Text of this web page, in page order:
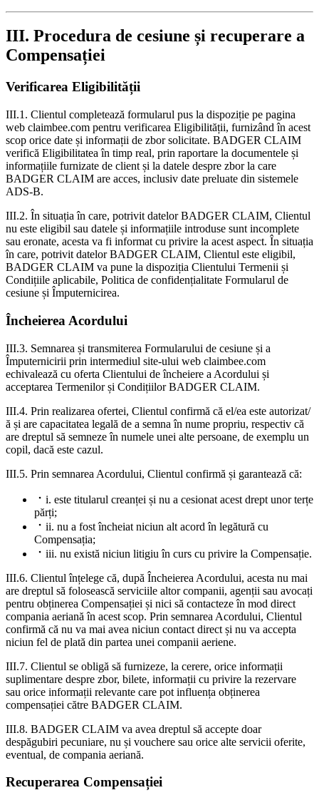
III. Procedura de cesiune și recuperare a
Compensației
Verificarea Eligibilității
III.1. Clientul completează formularul pus la dispoziție pe pagina
web claimbee.com pentru verificarea Eligibilității, furnizând în acest
scop orice date și informații de zbor solicitate. BADGER CLAIM
verifică Eligibilitatea în timp real, prin raportare la documentele și
informațiile furnizate de client și la datele despre zbor la care
BADGER CLAIM are acces, inclusiv date preluate din sistemele
ADS-B.
III.2. În situația în care, potrivit datelor BADGER CLAIM, Clientul
nu este eligibil sau datele și informațiile introduse sunt incomplete
sau eronate, acesta va fi informat cu privire la acest aspect. În situația
în care, potrivit datelor BADGER CLAIM, Clientul este eligibil,
BADGER CLAIM va pune la dispoziția Clientului Termenii și
Condițiile aplicabile, Politica de confidențialitate Formularul de
cesiune și Împuternicirea.
Încheierea Acordului
III.3. Semnarea și transmiterea Formularului de cesiune și a
Împuternicirii prin intermediul site-ului web claimbee.com
echivalează cu oferta Clientului de încheiere a Acordului și
acceptarea Termenilor și Condițiilor BADGER CLAIM.
III.4. Prin realizarea ofertei, Clientul confirmă că el/ea este autorizat/
ă și are capacitatea legală de a semna în nume propriu, respectiv că
are dreptul să semneze în numele unei alte persoane, de exemplu un
copil, dacă este cazul.
III.5. Prin semnarea Acordului, Clientul confirmă și garantează că:
i. este titularul creanței și nu a cesionat acest drept unor terțe
părți;
ii. nu a fost încheiat niciun alt acord în legătură cu
Compensația;
iii. nu există niciun litigiu în curs cu privire la Compensație.
III.6. Clientul înțelege că, după Încheierea Acordului, acesta nu mai
are dreptul să folosească serviciile altor companii, agenții sau avocați
pentru obținerea Compensației și nici să contacteze în mod direct
compania aeriană în acest scop. Prin semnarea Acordului, Clientul
confirmă că nu va mai avea niciun contact direct și nu va accepta
niciun fel de plată din partea unei companii aeriene.
III.7. Clientul se obligă să furnizeze, la cerere, orice informații
suplimentare despre zbor, bilete, informații cu privire la rezervare
sau orice informații relevante care pot influența obținerea
compensației către BADGER CLAIM.
III.8. BADGER CLAIM va avea dreptul să accepte doar
despăgubiri pecuniare, nu și vouchere sau orice alte servicii oferite,
eventual, de compania aeriană.
Recuperarea Compensației